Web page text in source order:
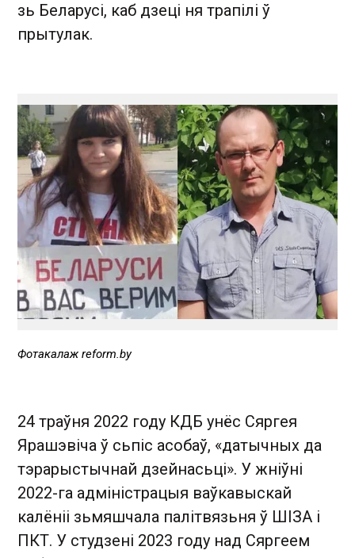
зь Беларусі, каб дзеці ня трапілі ў
прытулак.
Фотакалаж reform.by
24 траўня 2022 году КДБ унёс Сяргея
Ярашэвіча ў сьпіс асобаў, «датычных да
тэрарыстычнай дзейнасьці». У жніўні
2022-га адміністрацыя ваўкавыскай
калёніі зьмяшчала палітвязьня ў ШІЗА і
ПКТ. У студзені 2023 году над Сяргеем